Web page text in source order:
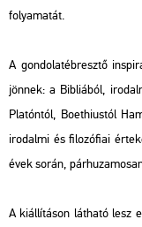
fo­lya­ma­tát.
A gon­do­lat­éb­resz­tő
jön­nek: a Bib­li­á­ból,
Pla­tón­tól, Bo­et­hi­us­tól
iro­dal­mi és fi­lo­zó­fi­ai
évek során,
A ki­ál­lí­tá­son lát­ha­tó lesz